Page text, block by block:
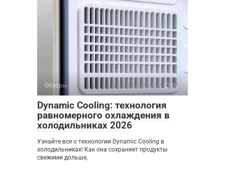
Обзоры 0
Dynamic Cooling: технология
равномерного охлаждения в
холодильниках 2026
Узнайте все о технологии Dynamic Cooling в
холодильниках! Как она сохраняет продукты
свежими дольше,